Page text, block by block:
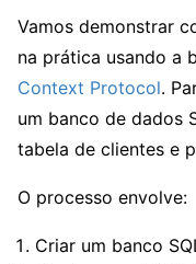
Vamos demonstrar
na prática usando a
Context Protocol.
um banco de dados
tabela de clientes e
O processo envolve:
Criar um banco